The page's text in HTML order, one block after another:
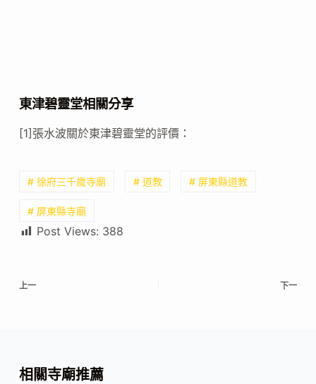
東津碧靈堂相關分享
[1]張水波關於東津碧靈堂的評價：
# 徐府三千歲寺廟 # 道教 # 屏東縣道教
# 屏東縣寺廟
Post Views: 388
上一 下一
相關寺廟推薦